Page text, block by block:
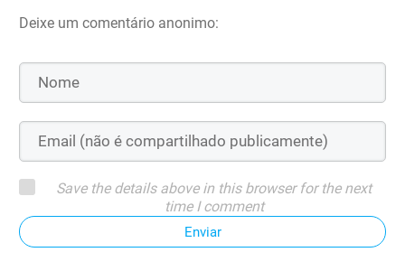
Deixe um comentário anonimo:
Save the details above in this browser for the next
time I comment
Enviar